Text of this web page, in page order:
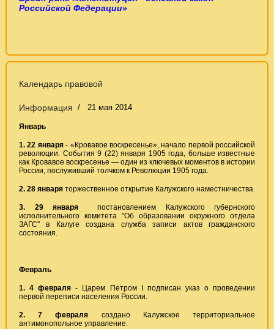
Российской Федерации»
Календарь правовой
Информация 21 мая 2014
Январь
1. 22 января- «Кровавое воскресенье», начало первой российской
революции. События 9 (22) января 1905 года, больше известные
как Кровавое воскресенье — один из ключевых моментов в истории
России, послуживший толчком к Революции 1905 года.
2. 28 января торжественное открытие Калужского наместничества.
3. 29 января
постановлением Калужского губернского
исполнительного комитета "Об образовании окружного отдела
ЗАГС" в Калуге создана служба записи актов гражданского
состояния.
Февраль
1. 4 февраля - Царем Петром I подписан указ о проведении
первой переписи населения России.
2. 7 февраля создано Калужское территориальное
антимонопольное управление.